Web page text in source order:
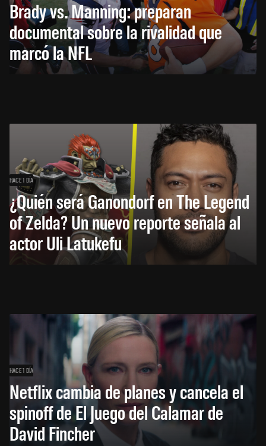
Brady vs. Manning: preparan
documental sobre la rivalidad que
marcó la NFL
HACE 1 DÍA
¿Quién será Ganondorf en The Legend
of Zelda? Un nuevo reporte señala al
actor Uli Latukefu
HACE 1 DÍA
Netflix cambia de planes y cancela el
spinoff de El Juego del Calamar de
David Fincher